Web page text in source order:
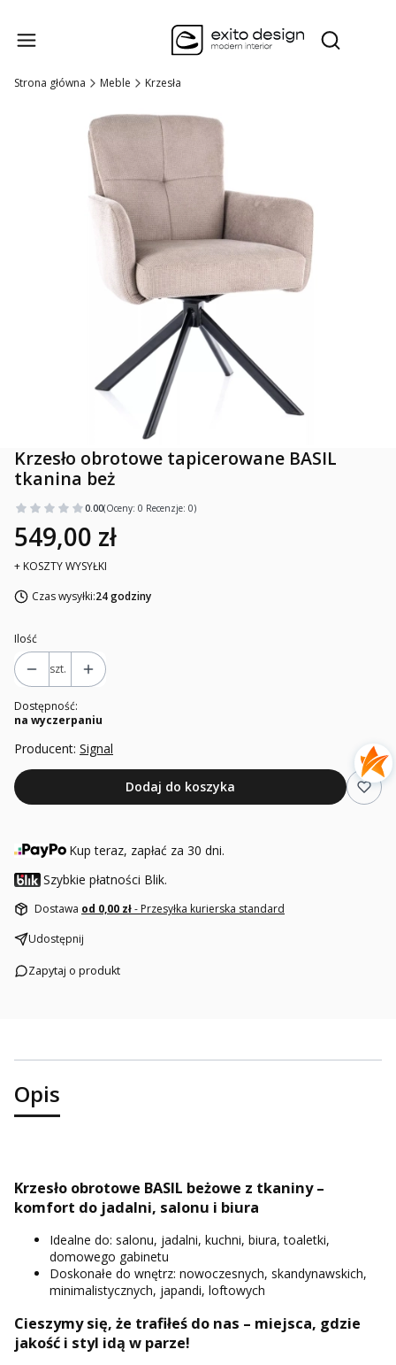
Otwórz
Strona główna Meble Krzesła
Krzesło obrotowe tapicerowane BASIL
tkanina beż
0.00(Oceny: 0 Recenzje: 0)
549,00 zł
+ KOSZTY WYSYŁKI
Czas wysyłki:24 godziny
Ilość
szt.
Dostępność:
na wyczerpaniu
Producent: Signal
Dodaj do koszyka
Kup teraz, zapłać za 30 dni.
Szybkie płatności Blik.
Dostawa od 0,00 zł- Przesyłka kurierska standard
Udostępnij
Zapytaj o produkt
Opis
Krzesło obrotowe BASIL beżowe z tkaniny –
komfort do jadalni, salonu i biura
Idealne do: salonu, jadalni, kuchni, biura, toaletki,
domowego gabinetu
Doskonałe do wnętrz: nowoczesnych, skandynawskich,
minimalistycznych, japandi, loftowych
Cieszymy się, że trafiłeś do nas – miejsca, gdzie
jakość i styl idą w parze!